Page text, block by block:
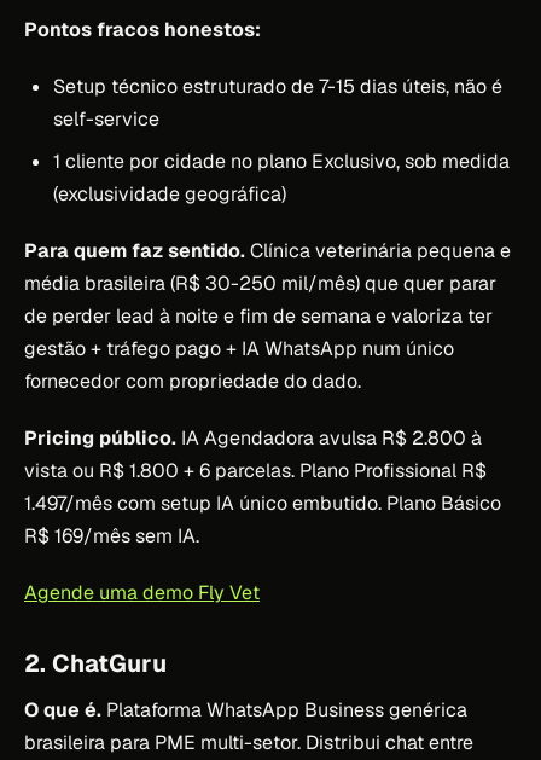
Pontos fracos honestos:
Setup técnico estruturado de 7-15 dias úteis, não é
self-service
1 cliente por cidade no plano Exclusivo, sob medida
(exclusividade geográfica)
Para quem faz sentido.Clínica veterinária pequena e
média brasileira (R$ 30-250 mil/mês) que quer parar
de perder lead à noite e fim de semana e valoriza ter
gestão + tráfego pago + IA WhatsApp num único
fornecedor com propriedade do dado.
Pricing público. IA Agendadora avulsa R$ 2.800 à
vista ou R$ 1.800 + 6 parcelas. Plano Profissional R$
1.497/mês com setup IA único embutido. Plano Básico
R$ 169/mês sem IA.
Agende uma demo Fly Vet
2. ChatGuru
O que é. Plataforma WhatsApp Business genérica
brasileira para PME multi-setor. Distribui chat entre